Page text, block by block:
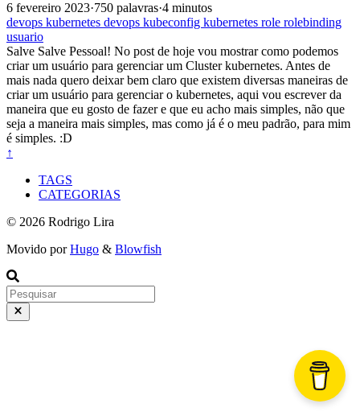
6 fevereiro 2023·750 palavras·4 minutos
devops kubernetes devops kubeconfig kubernetes role rolebinding
usuario
Salve Salve Pessoal! No post de hoje vou mostrar como podemos
criar um usuário para gerenciar um Cluster kubernetes. Antes de
mais nada quero deixar bem claro que existem diversas maneiras de
criar um usuário para gerenciar o kubernetes, aqui vou escrever da
maneira que eu gosto de fazer e que eu acho mais simples, não que
seja a maneira mais simples, mas como já é o meu padrão, para mim
é simples. :D
↑
TAGS
CATEGORIAS
© 2026 Rodrigo Lira
Movido porHugo & Blowfish